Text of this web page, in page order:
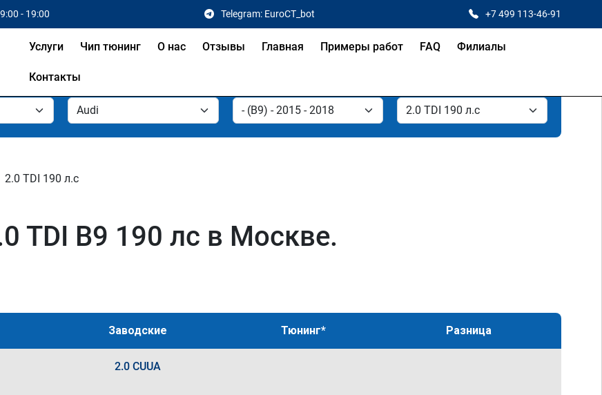
- 19:00 Telegram: EuroCT_bot +7 499 113-46-91
Услуги Чип тюнинг О нас Отзывы Главная Примеры работ FAQ Филиалы
Контакты
2.0 TDI 190 л.с
TDI B9 190 лс в Москве.
Заводские Тюнинг* Разница
2.0 CUUA